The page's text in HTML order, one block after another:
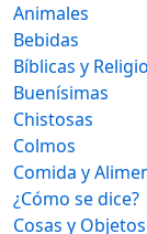
Animales
Bebidas
Bíblicas y
Buenísimas
Chistosas
Colmos
Comida y
¿Cómo se dice?
Cosas y